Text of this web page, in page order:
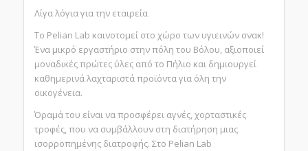
Λίγα λόγια για την εταιρεία
To Pelian Lab καινοτομεί στο χώρο των υγιεινών σνακ!
Ένα μικρό εργαστήριο στην πόλη του Βόλου, αξιοποιεί
μοναδικές πρώτες ύλες από το Πήλιο και δημιουργεί
καθημερινά λαχταριστά προϊόντα για όλη την
οικογένεια.
Όραμά του είναι να προσφέρει αγνές,χορταστικές
τροφές, που να συμβάλλουν στη διατήρηση μιας
ισορροπημένης διατροφής. Στο Pelian Lab